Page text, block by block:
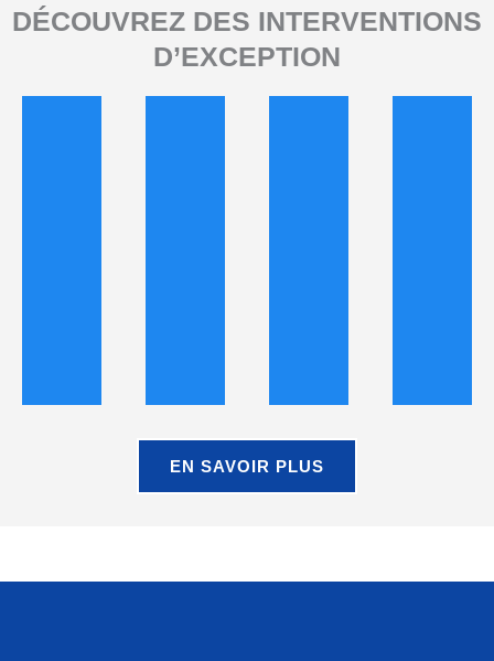
DÉCOUVREZ DES INTERVENTIONS
D’EXCEPTION
EN SAVOIR PLUS